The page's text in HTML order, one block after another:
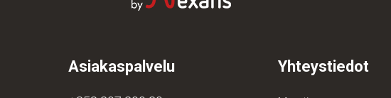
Asiakaspalvelu Yhteystiedot